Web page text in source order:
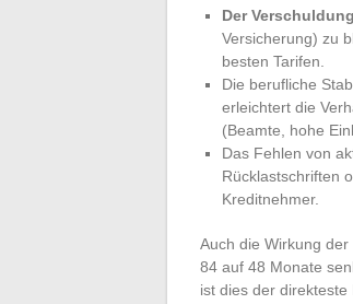
Der
Versicherung) zu
besten Tarifen.
Die berufliche
erleichtert die
(Beamte, hohe
Das Fehlen von
Rücklastschriften
Kreditnehmer.
Auch die Wirkung
84 auf 48 Monate
ist dies der direkteste